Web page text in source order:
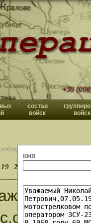
+38
состав
войск
войск
имя
19 20